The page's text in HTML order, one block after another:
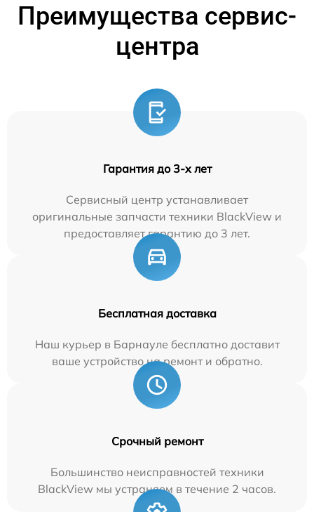
Преимущества сервис-
центра
Гарантия до 3-х лет
Сервисный центр устанавливает
оригинальные запчасти техники BlackView и
предоставляет гарантию до 3 лет.
Бесплатная доставка
Наш курьер в Барнауле бесплатно доставит
ваше устройство на ремонт и обратно.
Срочный ремонт
Большинство неисправностей техники
BlackView мы устраняем в течение 2 часов.